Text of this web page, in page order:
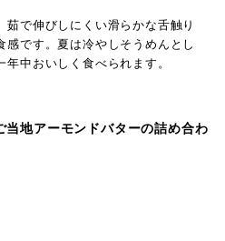
で伸びしにくい滑らかな舌触り
です。夏は冷やしそうめんとし
中おいしく食べられます。
当地アーモンドバターの詰め合わ